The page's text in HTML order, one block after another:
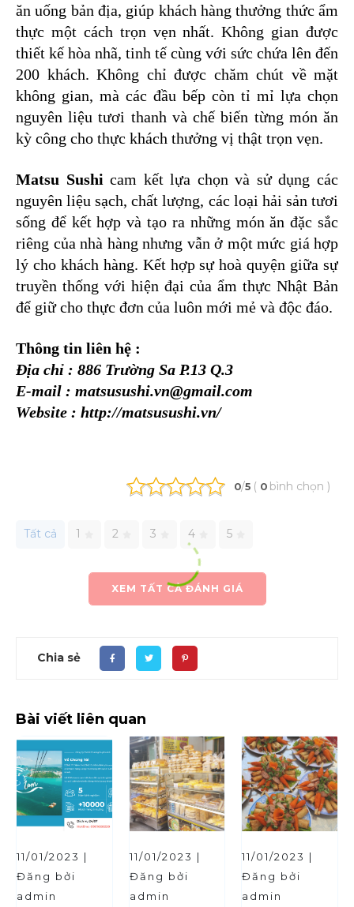
ăn uống bản địa, giúp khách hàng thưởng thức ẩm
thực một cách trọn vẹn nhất. Không gian được
thiết kế hòa nhã, tinh tế cùng với sức chứa lên đến
200 khách. Không chỉ được chăm chút về mặt
không gian, mà các đầu bếp còn tỉ mỉ lựa chọn
nguyên liệu tươi thanh và chế biến từng món ăn
kỳ công cho thực khách thưởng vị thật trọn vẹn.
Matsu Sushi cam kết lựa chọn và sử dụng các
nguyên liệu sạch, chất lượng, các loại hải sản tươi
sống để kết hợp và tạo ra những món ăn đặc sắc
riêng của nhà hàng nhưng vẫn ở một mức giá hợp
lý cho khách hàng. Kết hợp sự hoà quyện giữa sự
truyền thống với hiện đại của ẩm thực Nhật Bản
để giữ cho thực đơn của luôn mới mẻ và độc đáo.
Thông tin liên hệ :
Địa chỉ : 886 Trường Sa P.13 Q.3
E-mail : matsusushi.vn@gmail.com
Website : http://matsusushi.vn/
0/5 ( 0 bình chọn )
Tất cả 1 2 3 4 5
XEM TẤT CẢ ĐÁNH GIÁ
Chia sẻ
Bài viết liên quan
11/01/2023 |
Đăng bởi
admin
11/01/2023 |
Đăng bởi
admin
11/01/2023 |
Đăng bởi
admin